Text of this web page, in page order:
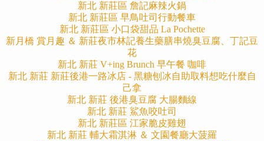
新北 新莊區 詹記麻辣火鍋
新北 新莊區 早鳥吐司行動餐車
新北 新莊區 小口袋甜品 La Pochette
新月橋 賞月趣 ＆ 新莊夜市林記養生藥膳串燒臭豆腐、丁記豆
花
新北 新莊 V+ing Brunch 早午餐 咖啡
新北 新莊 新莊後港一路冰店 - 黑糖刨冰自助取料想吃什麼自
己拿
新北 新莊 後港臭豆腐 大腸麵線
新北 新莊 鯊魚咬吐司
新北 新莊區 江家脆皮雞翅
新北 新莊 輔大霜淇淋 ＆ 文園餐廳大菠羅